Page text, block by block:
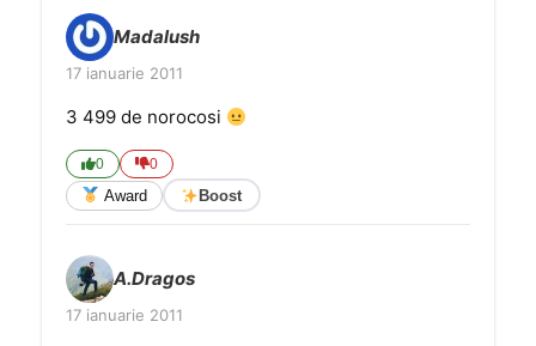
Madalush
17 ianuarie 2011
3 499 de norocosi
0 0
Award Boost
A.Dragos
17 ianuarie 2011